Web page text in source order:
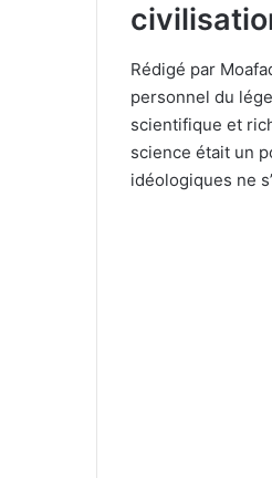
Rédigé par
personnel du
scientifique et
science était un
idéologiques ne